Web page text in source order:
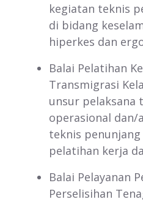
kegiatan teknis
di bidang
hiperkes dan
Balai Pelatihan
Transmigrasi
unsur pelaksana
operasional dan/
teknis
pelatihan kerja
Balai Pelayanan
Perselisihan